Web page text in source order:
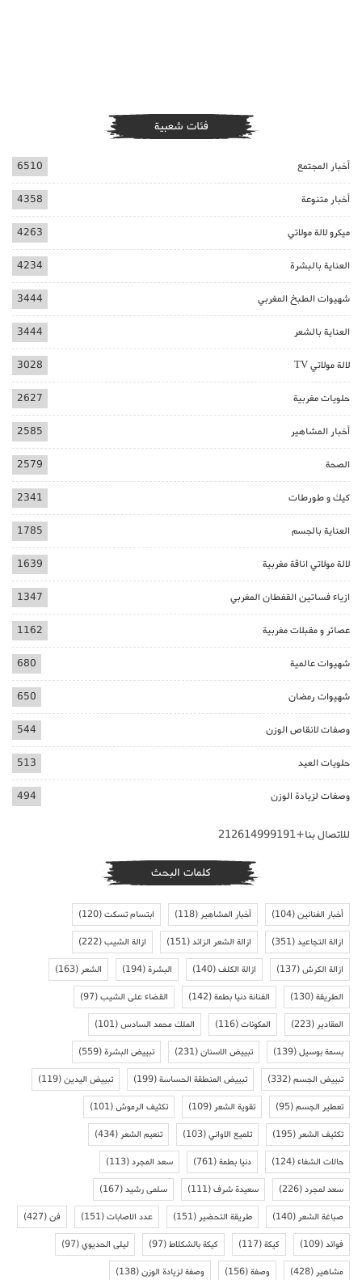
فئات شعبية
أخبار المجتمع 6510
أخبار متنوعة 4358
ميكرو لالة مولاتي 4263
العناية بالبشرة 4234
شهيوات الطبخ المغربي 3444
العناية بالشعر 3444
لالة مولاتي TV 3028
حلويات مغربية 2627
أخبار المشاهير 2585
الصحة 2579
كيك و طورطات 2341
العناية بالجسم 1785
لالة مولاتي اناقة مغربية 1639
ازياء فساتين القفطان المغربي 1347
عصائر و مقبلات مغربية 1162
شهيوات عالمية 680
شهيوات رمضان 650
وصفات لانقاص الوزن 544
حلويات العيد 513
وصفات لزيادة الوزن 494
للاتصال بنا+212614999191
كلمات البحث
أخبار الفنانين(104) أخبار المشاهير(118) ابتسام تسكت(120)
ازالة التجاعيد(351) ازالة الشعر الزائد(151) ازالة الشيب(222)
ازالة الكرش(137) ازالة الكلف(140) البشرة(194) الشعر(163)
الطريقة(130) الفنانة دنيا بطمة(142) القضاء على الشيب(97)
المقادير(223) المكونات(116) الملك محمد السادس(101)
بسمة بوسيل(139) تبييض الاسنان(231) تبييض البشرة(559)
تبييض الجسم(332) تبييض المنطقة الحساسة(199) تبييض اليدين(119)
تعطير الجسم(95) تقوية الشعر(109) تكثيف الرموش(101)
تكثيف الشعر(195) تلميع الاواني(103) تنعيم الشعر(434)
حالات الشفاء(124) دنيا بطمة(761) سعد المجرد(113)
سعد لمجرد(226) سعيدة شرف(111) سلمى رشيد(167)
صباغة الشعر(140) طريقة التحضير(151) عدد الاصابات(151) فن(427)
فوائد(109) كيكة(117) كيكة بالشكلاط(97) ليلى الحديوي(97)
مشاهير(428) وصفة(156) وصفة لزيادة الوزن(138)